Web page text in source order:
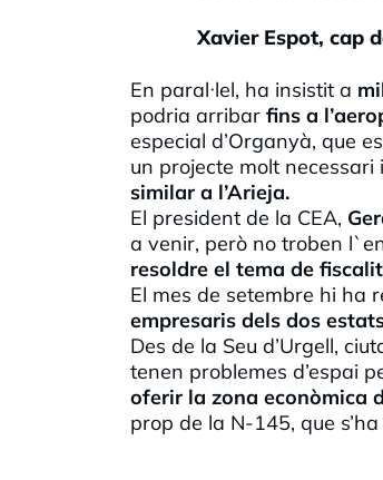
Xavier Espot, cap
En paral·lel, ha insistit a
podria arribar fins a
especial d’Organyà, que es
un projecte molt
similar a l’Arieja.
El president de la CEA,
a venir, però no troben
resoldre el tema de
El mes de setembre hi ha
empresaris dels dos
Des de la Seu d’Urgell,
tenen problemes d’espai
oferir la zona econòmica
prop de la N-145, que